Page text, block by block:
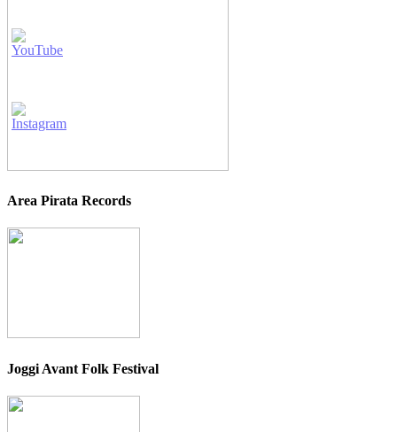
Area Pirata Records
Joggi Avant Folk Festival